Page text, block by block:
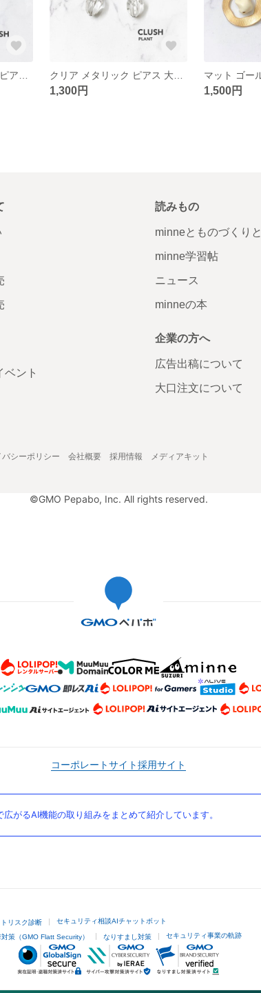
1,300円 1,500円
ベント
読みもの
minneとものづくりと
minne学習帖
ニュース
minneの本
企業の方へ
広告出稿について
大口注文について
バシーポリシー 会社概要 採用情報 メディアキット
©GMO Pepabo, Inc. All rights reserved.
コーポレートサイト採用サイト
がるAI機能の取り組みをまとめて紹介しています。
リスク診断 セキュリティ相談AIチャットボット
策（GMO Flatt Security） なりすまし対策 セキュリティ事業の軌跡